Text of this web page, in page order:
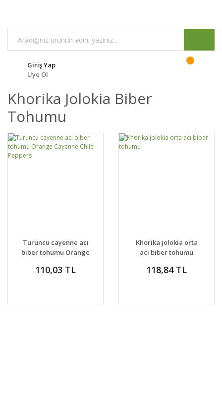
Giriş Yap
Üye Ol
Khorika Jolokia Biber
Tohumu
DETAYLAR
Turuncu cayenne acı
biber tohumu Orange
Peppers
110,03 TL
DETAYLAR SEPETE EKLE
Khorika jolokia orta
acı biber tohumu
118,84 TL